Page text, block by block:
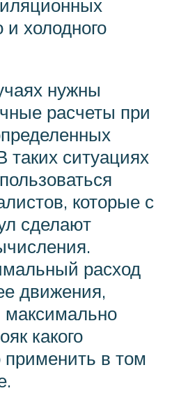
и холодного
нужны
расчеты при
таких ситуациях
которые с
сделают
расход
движения,
какого
в том